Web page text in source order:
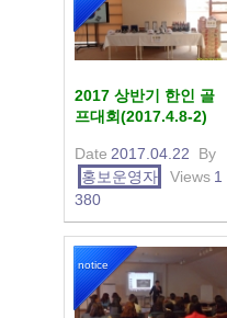
2017 상반기 한인 골
프대회(2017.4.8-2)
Date 2017.04.22
By
홍보운영자
Views 1
380
notice